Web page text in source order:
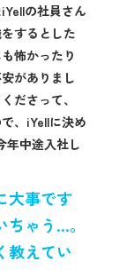
の社員さん
するとした
怖かったり
がありまし
ださって、
、iYellに決め
年中途入社し
大事です
ゃう…。
教えてい